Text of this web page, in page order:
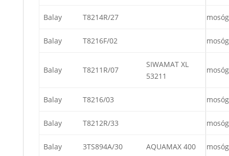
Balay T8214R/27
Balay T8216F/02
Balay T8211R/07
SIWAMAT XL
53211
Balay T8216/03
Balay T8212R/33
Balay 3TS894A/30 AQUAMAX 400